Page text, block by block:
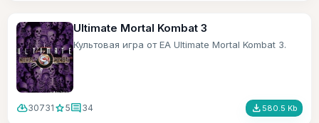
Ultimate Mortal Kombat 3
Культовая игра от ЕА Ultimate Mortal Kombat 3.
cloud_download30731 star5comment34 file_download 580.5 Kb